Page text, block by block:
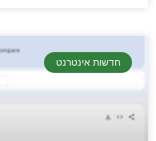
חדשות אינטרנט